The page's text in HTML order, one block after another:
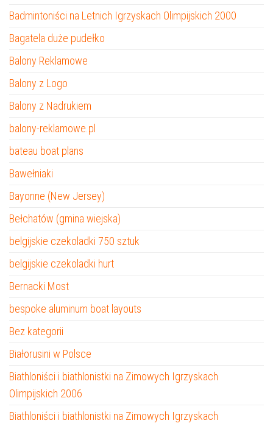
Badmintoniści na Letnich Igrzyskach Olimpijskich 2000
Bagatela duże pudełko
Balony Reklamowe
Balony z Logo
Balony z Nadrukiem
balony-reklamowe.pl
bateau boat plans
Bawełniaki
Bayonne (New Jersey)
Bełchatów (gmina wiejska)
belgijskie czekoladki 750 sztuk
belgijskie czekoladki hurt
Bernacki Most
bespoke aluminum boat layouts
Bez kategorii
Białorusini w Polsce
Biathloniści i biathlonistki na Zimowych Igrzyskach
Olimpijskich 2006
Biathloniści i biathlonistki na Zimowych Igrzyskach